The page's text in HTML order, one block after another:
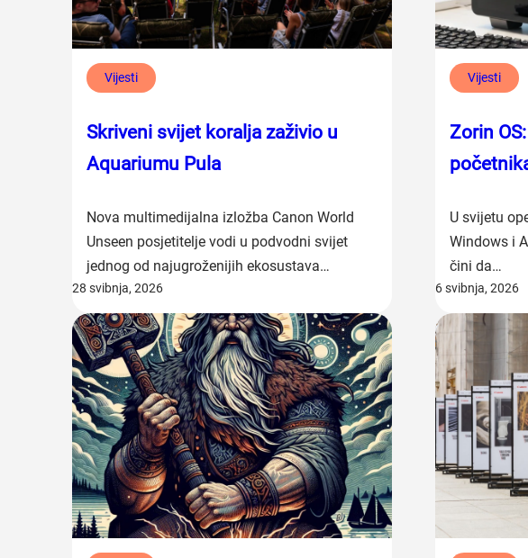
Vijesti
Skriveni svijet koralja zaživio u
Aquariumu Pula
Nova multimedijalna izložba Canon World
Unseen posjetitelje vodi u podvodni svijet
jednog od najugroženijih ekosustava…
28 svibnja, 2026
Vijesti
Zorin
U svijetu
Windows i
čini da…
6 svibnja, 2026